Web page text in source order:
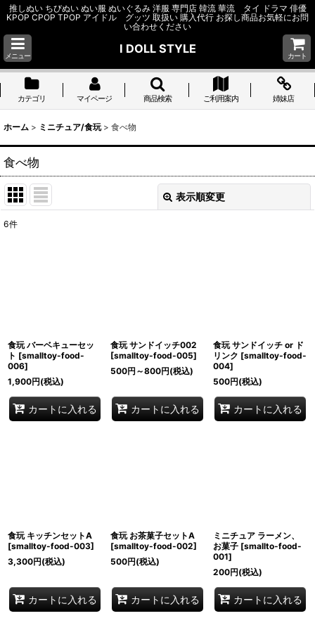
推しぬい ちびぬい ぬい服 ぬいぐるみ 洋服 専門店 韓流 華流 タイ ドラマ 俳優
KPOP CPOP TPOP アイドル グッツ 取扱い 購入代行 お探し商品お気軽にお問
い合わせください
メニュー
I DOLL STYLE
カート
カテゴリ マイページ 商品検索 ご利用案内 姉妹店
ホーム > ミニチュア/食玩 > 食べ物
食べ物
表示順変更
6件
食玩 バーベキューセッ
ト [smalltoy-food-
006]
1,900円(税込)
カートに入れる
食玩 サンドイッチ002
[smalltoy-food-005]
500円 ～800円(税込)
カートに入れる
食玩 サンドイッチ or ド
リンク [smalltoy-food-
004]
500円(税込)
カートに入れる
食玩 キッチンセットA
[smalltoy-food-003]
3,300円(税込)
カートに入れる
食玩 お茶菓子セットA
[smalltoy-food-002]
500円(税込)
カートに入れる
ミニチュア ラーメン、
お菓子 [smallto-food-
001]
200円(税込)
カートに入れる